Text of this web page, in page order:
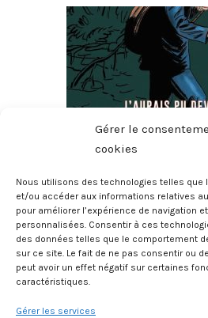
Gérer le
cookies
Nous utilisons des technologies telles
et/ou accéder aux informations relatives
pour améliorer l’expérience de navigation
personnalisées. Consentir à ces
des données telles que le comportement
sur ce site. Le fait de ne pas consentir ou
peut avoir un effet négatif sur certaines
caractéristiques.
Gérer les services
J’aurais Pu Devenir
Vagabond
21 juin 2026